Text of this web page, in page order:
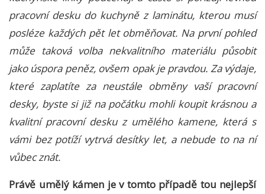
pracovní desku do kuchyněz laminátu, kterou musí
posléze každých pět let obměňovat. Na první pohled
může taková volba nekvalitního materiálu působit
jako úspora peněz, ovšem opak je pravdou. Za výdaje,
které zaplatíte za neustále obměny vaší pracovní
desky, byste si již na počátku mohli koupit krásnou a
kvalitní pracovní desku z umělého kamene, která s
vámi bez potíží vytrvá desítky let, a nebude to na ní
vůbec znát.
Právě umělý kámen je v tomto případě tou nejlepší